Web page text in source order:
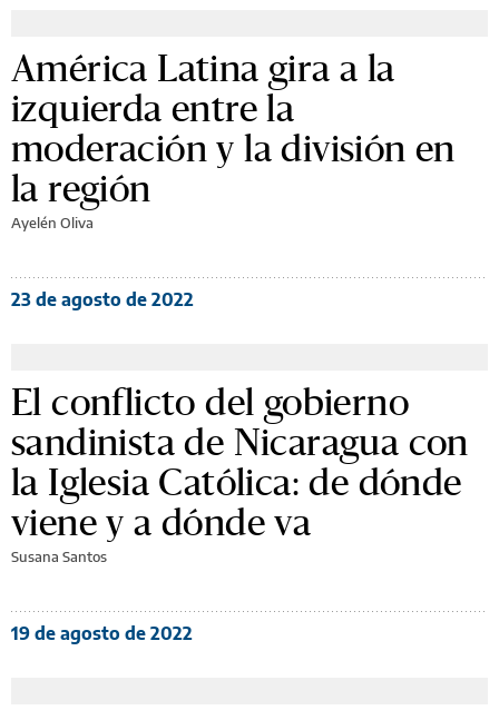
América Latina gira a la
izquierda entre la
moderación y la división en
la región
Ayelén Oliva
23 de agosto de 2022
El conflicto del gobierno
sandinista de Nicaragua con
la Iglesia Católica: de dónde
viene y a dónde va
Susana Santos
19 de agosto de 2022